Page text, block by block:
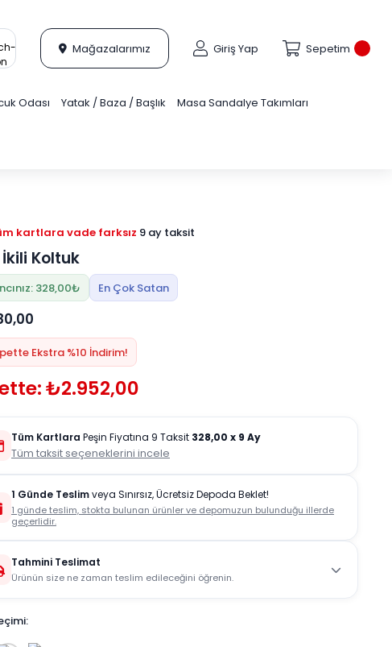
Mağazalarımız Giriş Yap Sepetim
Odası Yatak / Baza / Başlık Masa Sandalye Takımları
kartlara vade farksız 9 ay taksit
Koltuk
328,00₺ En Çok Satan
Ekstra %10 İndirim!
₺2.952,00
Tüm Kartlara Peşin Fiyatına 9 Taksit 328,00 x 9 Ay
Tüm taksit seçeneklerini incele
1 Günde Teslimveya Sınırsız, Ücretsiz Depoda Beklet!
1 günde teslim, stokta bulunan ürünler ve depomuzun bulunduğu illerde
geçerlidir.
Tahmini Teslimat
Ürünün size ne zaman teslim edileceğini öğrenin.